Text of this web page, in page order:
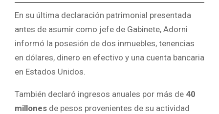
En su última declaración patrimonial presentada
antes de asumir como jefe de Gabinete, Adorni
informó la posesión de dos inmuebles, tenencias
en dólares, dinero en efectivo y una cuenta bancaria
en Estados Unidos.
También declaró ingresos anuales por más de 40
millones de pesos provenientes de su actividad